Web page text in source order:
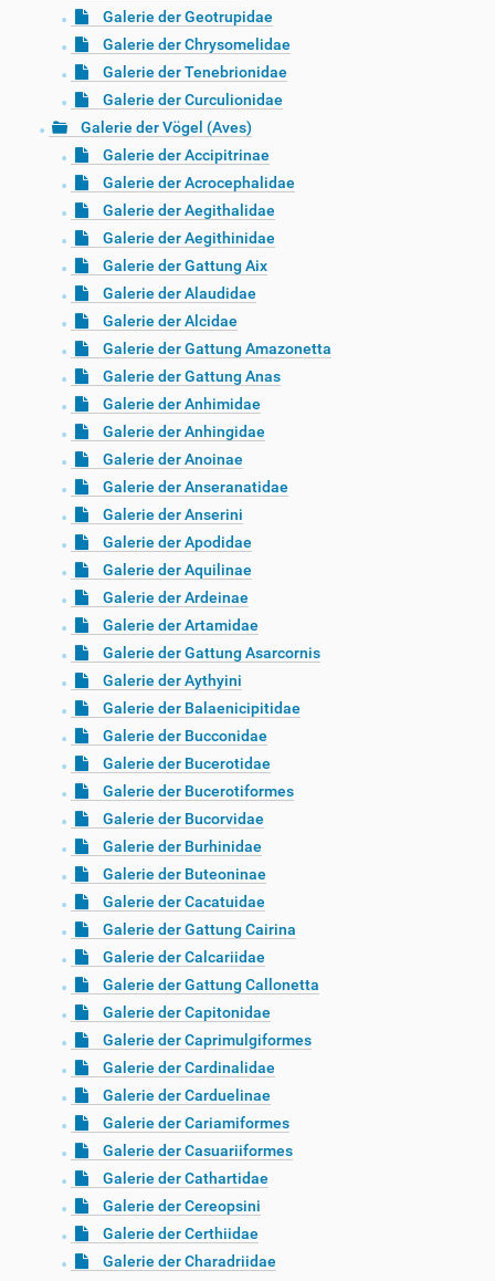
Galerie der Geotrupidae
Galerie der Chrysomelidae
Galerie der Tenebrionidae
Galerie der Curculionidae
Galerie der Vögel (Aves)
Galerie der Accipitrinae
Galerie der Acrocephalidae
Galerie der Aegithalidae
Galerie der Aegithinidae
Galerie der Gattung Aix
Galerie der Alaudidae
Galerie der Alcidae
Galerie der Gattung Amazonetta
Galerie der Gattung Anas
Galerie der Anhimidae
Galerie der Anhingidae
Galerie der Anoinae
Galerie der Anseranatidae
Galerie der Anserini
Galerie der Apodidae
Galerie der Aquilinae
Galerie der Ardeinae
Galerie der Artamidae
Galerie der Gattung Asarcornis
Galerie der Aythyini
Galerie der Balaenicipitidae
Galerie der Bucconidae
Galerie der Bucerotidae
Galerie der Bucerotiformes
Galerie der Bucorvidae
Galerie der Burhinidae
Galerie der Buteoninae
Galerie der Cacatuidae
Galerie der Gattung Cairina
Galerie der Calcariidae
Galerie der Gattung Callonetta
Galerie der Capitonidae
Galerie der Caprimulgiformes
Galerie der Cardinalidae
Galerie der Carduelinae
Galerie der Cariamiformes
Galerie der Casuariiformes
Galerie der Cathartidae
Galerie der Cereopsini
Galerie der Certhiidae
Galerie der Charadriidae